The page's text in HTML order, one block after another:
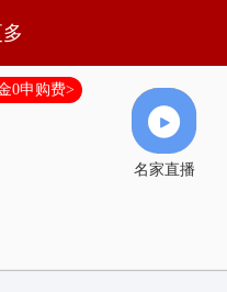
0申购费>
名家直播